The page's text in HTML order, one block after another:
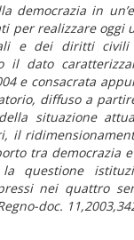
democrazia in
per realizzare oggi
e dei diritti
il dato
e consacrata
diffuso a
situazione
il
tra democrazia
questione
nei quattro
doc.